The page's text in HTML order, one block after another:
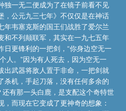
独一无二便成为了在镜子前看不见
，公元九三七年》不仅仅是在神话
年韦塞克斯的国王们战胜了爱尔兰
和不列颠联军，其实在一九七五年
日更锋利的一把剑，“你身边空无一
人。”因为有人死去，因为空无一
出武器将敌人置于非命，一把剑就
杀机，手起刀落，没有任何多余的
还有那一头白鹿，是支配这个奇特世
而现在它变成了更神奇的想象：